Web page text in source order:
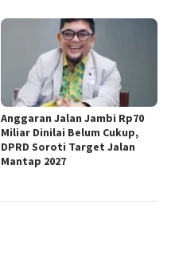
Anggaran Jalan Jambi Rp70
Miliar Dinilai Belum Cukup,
DPRD Soroti Target Jalan
Mantap 2027